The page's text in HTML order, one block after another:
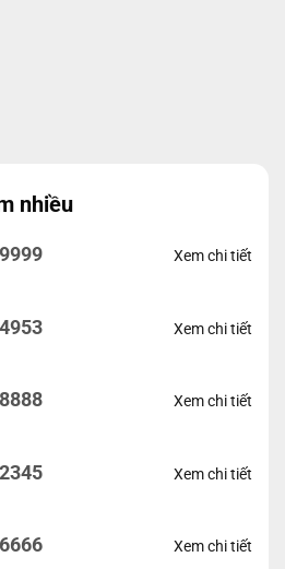
nhiều
Xem chi tiết
Xem chi tiết
Xem chi tiết
Xem chi tiết
Xem chi tiết